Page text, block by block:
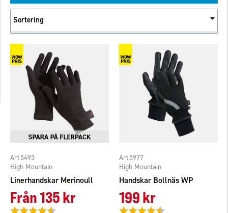
Sortering
Linerhandskar Merinoull
High Mountain
5493
Från135 kr
Betyg:
Handskar Bollnäs WP
High Mountain
5977
199 kr
Betyg: